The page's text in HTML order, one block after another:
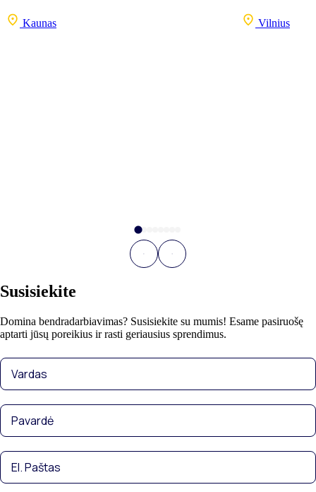
Kaunas Vilnius
Susisiekite
Domina bendradarbiavimas? Susisiekite su mumis! Esame pasiruošę
aptarti jūsų poreikius ir rasti geriausius sprendimus.